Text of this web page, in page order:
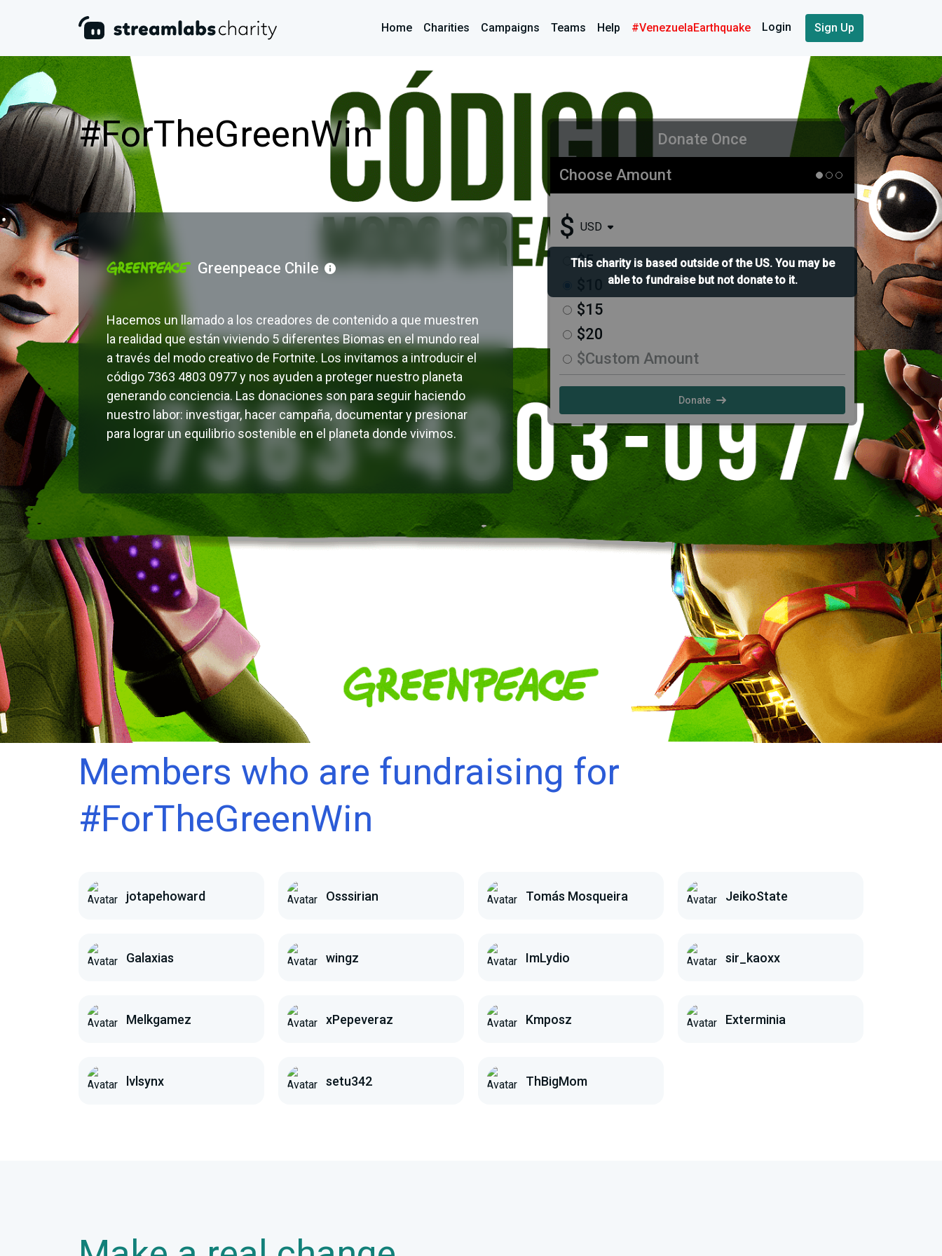
Home Charities Campaigns Teams Help #VenezuelaEarthquake Login Sign Up
#ForTheGreenWin
Greenpeace Chile
Hacemos un llamado a los creadores de contenido a que muestren
la realidad que están viviendo 5 diferentes Biomas en el mundo real
a través del modo creativo de Fortnite. Los invitamos a introducir el
código 7363 4803 0977 y nos ayuden a proteger nuestro planeta
generando conciencia. Las donaciones son para seguir haciendo
nuestro labor: investigar, hacer campaña, documentar y presionar
para lograr un equilibrio sostenible en el planeta donde vivimos.
Donate Once
Choose Amount
$ USD
$5
$15
$20
$Custom Amount
Donate
This charity is based outside of the US. You may be
able to fundraise but not donate to it.
Members who are fundraising for
#ForTheGreenWin
jotapehoward Osssirian Tomás Mosqueira JeikoState
Galaxias wingz ImLydio sir_kaoxx
Melkgamez xPepeveraz Kmposz Exterminia
lvlsynx setu342 ThBigMom